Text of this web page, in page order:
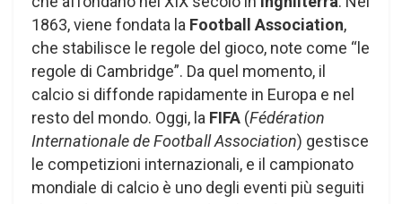
1863, viene fondata la Football Association,
che stabilisce le regole del gioco, note come “le
regole di Cambridge”. Da quel momento, il
calcio si diffonde rapidamente in Europa e nel
resto del mondo. Oggi, la FIFA (Fédération
Internationale de Football Association) gestisce
le competizioni internazionali, e il campionato
mondiale di calcio è uno degli eventi più seguiti